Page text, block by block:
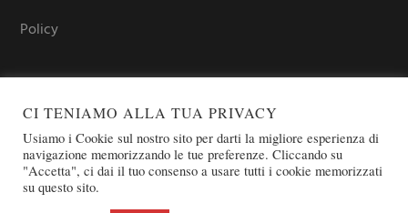
Policy
CI TENIAMO ALLA TUA PRIVACY
Usiamo i Cookie sul nostro sito per darti la migliore esperienza di
navigazione memorizzando le tue preferenze. Cliccando su
"Accetta", ci dai il tuo consenso a usare tutti i cookie memorizzati
su questo sito.